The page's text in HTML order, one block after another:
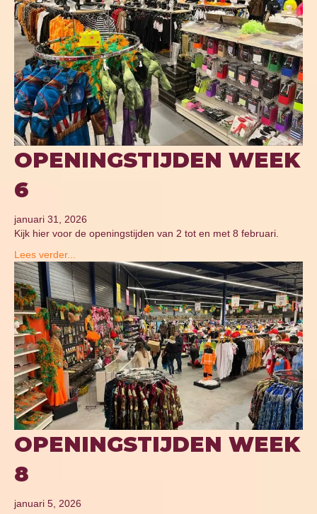
OPENINGSTIJDEN WEEK
6
januari 31, 2026
Kijk hier voor de openingstijden van 2 tot en met 8 februari.
Lees verder...
OPENINGSTIJDEN WEEK
8
januari 5, 2026